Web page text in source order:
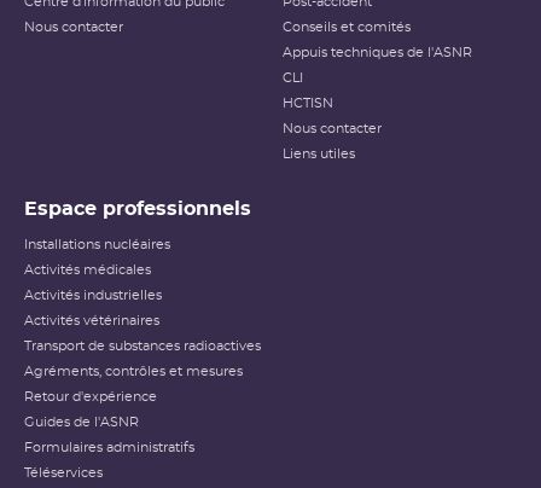
Nous contacter
Conseils et comités
Appuis techniques de l'ASNR
CLI
HCTISN
Nous contacter
Liens utiles
Espace professionnels
Installations nucléaires
Activités médicales
Activités industrielles
Activités vétérinaires
Transport de substances radioactives
Agréments, contrôles et mesures
Retour d'expérience
Guides de l'ASNR
Formulaires administratifs
Téléservices